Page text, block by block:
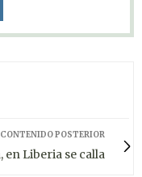
CONTENIDO POSTERIOR
en Liberia se calla